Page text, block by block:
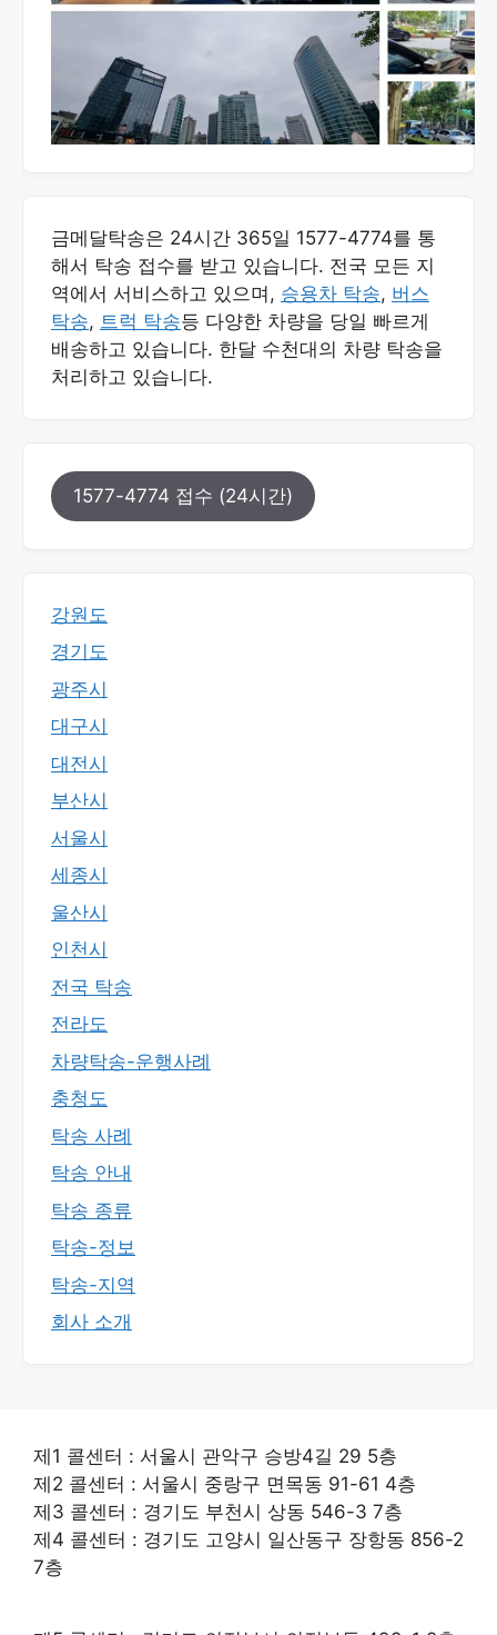
금메달탁송은 24시간 365일 1577-4774를 통
해서 탁송 접수를 받고 있습니다. 전국 모든 지
역에서 서비스하고 있으며, 승용차 탁송, 버스
탁송, 트럭 탁송등 다양한 차량을 당일 빠르게
배송하고 있습니다. 한달 수천대의 차량 탁송을
처리하고 있습니다.
1577-4774 접수 (24시간)
강원도
경기도
광주시
대구시
대전시
부산시
서울시
세종시
울산시
인천시
전국 탁송
전라도
차량탁송-운행사례
충청도
탁송 사례
탁송 안내
탁송 종류
탁송-정보
탁송-지역
회사 소개
제1 콜센터 : 서울시 관악구 승방4길 29 5층
제2 콜센터 : 서울시 중랑구 면목동 91-61 4층
제3 콜센터 : 경기도 부천시 상동 546-3 7층
제4 콜센터 : 경기도 고양시 일산동구 장항동 856-2
7층